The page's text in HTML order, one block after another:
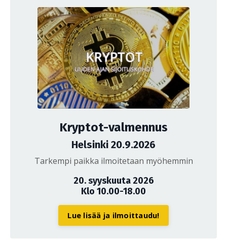
Kryptot-valmennus
Helsinki 20.9.2026
Tarkempi paikka ilmoitetaan myöhemmin
20. syyskuuta 2026
Klo 10.00-18.00
Lue lisää ja ilmoittaudu!